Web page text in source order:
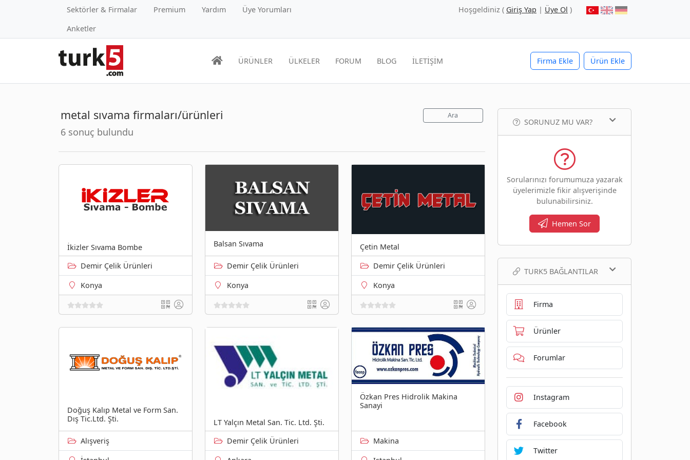
Sektörler & Firmalar Premium Yardım
Üye Yorumları
Anketler
Hoşgeldiniz ( Giriş Yap | Üye Ol )
Firma Ekle Ürün Ekle
ÜRÜNLER ÜLKELER FORUM BLOG İLETİŞİM
metal sıvama firmaları/ürünleri
6 sonuç bulundu
Ara
İkizler Sıvama Bombe
Demir Çelik Ürünleri
Konya
Balsan Sıvama
Demir Çelik Ürünleri
Konya
Çetin Metal
Demir Çelik Ürünleri
Konya
Doğuş Kalıp Metal ve Form San.
Dış Tic.Ltd. Şti.
Alışveriş
LT Yalçın Metal San. Tic. Ltd. Şti.
Demir Çelik Ürünleri
Özkan Pres Hidrolik Makina
Sanayi
Makina
SORUNUZ MU VAR?
Sorularınızı forumumuza yazarak
üyelerimizle fikir alışverişinde
bulunabilirsiniz.
Hemen Sor
TURK5 BAĞLANTILAR
Firma
Ürünler
Forumlar
Instagram
Facebook
Twitter